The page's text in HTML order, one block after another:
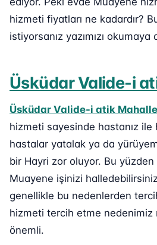
hizmeti fiyatları ne kadardır?
istiyorsanız yazımızı
Üsküdar Valide-i
Üsküdar Valide-i atik
hizmeti sayesinde hastanız
hastalar yatalak ya da
bir Hayri zor oluyor. Bu
Muayene işinizi
genellikle bu nedenlerden
hizmeti tercih etme nedenimiz
önemli.